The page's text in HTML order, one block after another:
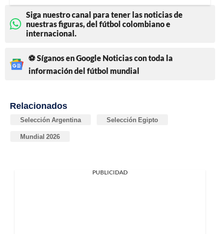
Siga nuestro canal para tener las noticias de
nuestras figuras, del fútbol colombiano e
internacional.
⚽ Síganos en Google Noticias con toda la
información del fútbol mundial
Relacionados
Selección Argentina Selección Egipto
Mundial 2026
PUBLICIDAD